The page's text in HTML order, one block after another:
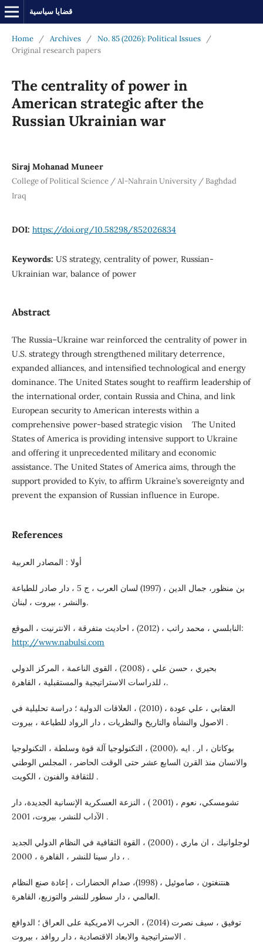
قضايا سياسية
Home / Archives / No. 85 (2026): Political Issues
/
Original research papers
The centrality of power in
American strategic after the
Russian Ukrainian war
Siraj Mohanad Muneer
College of Political Science / Al-Nahrain University / Baghdad
Iraq
DOI: https://doi.org/10.58298/852026834
Keywords: US strategy, centrality of power, Russian-
Ukrainian war, balance of power
Abstract
The Russia–Ukraine war reinforced the centrality of power in
U.S. strategy through strengthened military deterrence,
expanded alliances, and intensified technological and energy
dominance. The United States sought to reaffirm leadership of
the international order, contain Russia and China, and link
European security to American interests within a
comprehensive power-based strategic vision The United
States of America is providing intensive support to Ukraine
and offering it unprecedented military and economic
assistance. The United States of America aims, through the
support provided to Kyiv, to affirm Ukraine’s sovereignty and
prevent the expansion of Russian influence in Europe.
References
أولا : المصادر العربية
بن منظور، جمال الدين ، (1997) لسان العرب ، ج 5 ، دار صادر للطباعة
والنشر ، بيروت ، لبنان.
النابلسي ، محمد راتب ، (2012) ، احاديث متفرقة ، الانترنيت ، الموقع:
http://www.nabulsi.com
بحيري ، حسن علي ، (2008) ، القوى الناعمة ، المركز الدولي
للدراسات الاستراتيجية والمستقبلية ، القاهرة ،.
العقابي ، علي عودة ، (2010) ، العلاقات الدولية ؛ دراسة تحليلية في
الاصول والنشأة والتاريخ والنظريات ، دار الرواد للطباعة ، بيروت .
بوكاتان ، ار . ايه ،(2000) ، التكنولوجيا آلة قوة وسلطة ، التكنولوجيا
والانسان منذ القرن السابع عشر حتى الوقت الحاضر ، المجلس الوطني
للثقافة والفنون ، الكويت .
تشومسكي، نعوم ، (2001 ) ، النزعة العسكرية الإنسانية الجديدة، دار
الآداب للنشر، بيروت، 2001 .
لوجلوانيك ، ان ماري ، (2000) ، القوة الثقافية في النظام الدولي الجديد
، دار سينا للنشر ، القاهرة ، 2000 .
هنتنغتون ، صاموئيل ، (1998)، صدام الحضارات ، إعادة صنع النظام
العالمي ، دار سطور للنشر والتوزيع، القاهرة.
توفيق ، سيف نصرت (2014) ، الحرب الامريكية على العراق ؛ الدوافع
الاستراتيجية والابعاد الاقتصادية ، دار روافد ، بيروت .